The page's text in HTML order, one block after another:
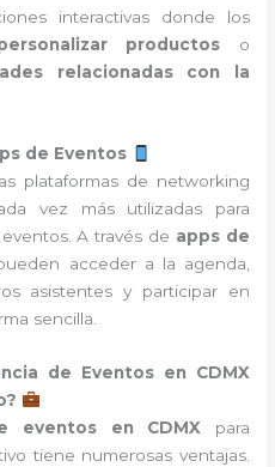
interactivas donde los
productos o
relacionadas con la
de Eventos
plataformas de networking
vez más utilizadas para
A través de apps de
acceder a la agenda,
asistentes y participar en
sencilla.
de Eventos en CDMX
eventos en CDMX para
tiene numerosas ventajas.